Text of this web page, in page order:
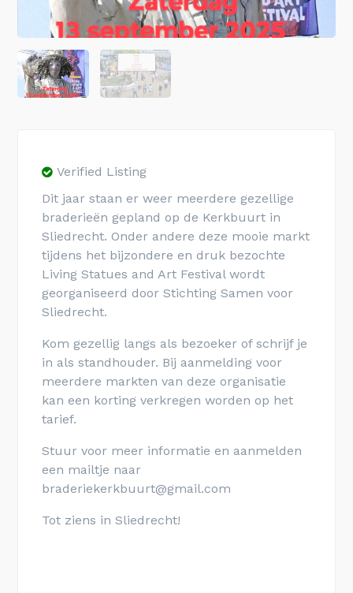
Verified Listing
Dit jaar staan er weer meerdere gezellige
braderieën gepland op de Kerkbuurt in
Sliedrecht. Onder andere deze mooie markt
tijdens het bijzondere en druk bezochte
Living Statues and Art Festival wordt
georganiseerd door Stichting Samen voor
Sliedrecht.
Kom gezellig langs als bezoeker of schrijf je
in als standhouder. Bij aanmelding voor
meerdere markten van deze organisatie
kan een korting verkregen worden op het
tarief.
Stuur voor meer informatie en aanmelden
een mailtje naar
braderiekerkbuurt@gmail.com
Tot ziens in Sliedrecht!